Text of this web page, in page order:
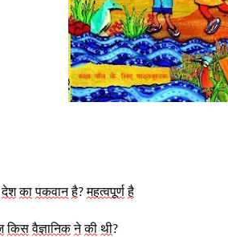
देश का पकवान है? महत्वपूर्ण है
किस वैज्ञानिक ने की थी?